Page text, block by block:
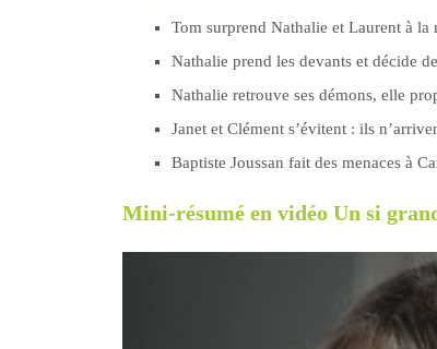
Tom surprend Nathalie et Laurent à
Nathalie prend les devants et décide
Nathalie retrouve ses démons, elle
Janet et Clément s’évitent : ils
Baptiste Joussan fait des menaces à
Mini-résumé en vidéo Un si